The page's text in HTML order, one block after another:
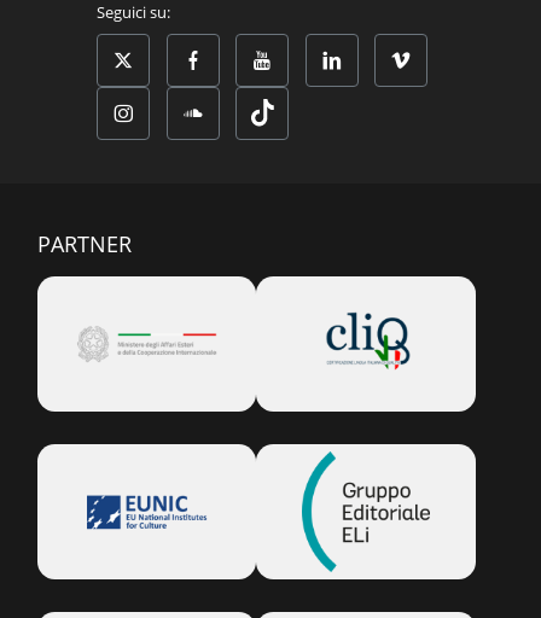
Seguici su:
PARTNER